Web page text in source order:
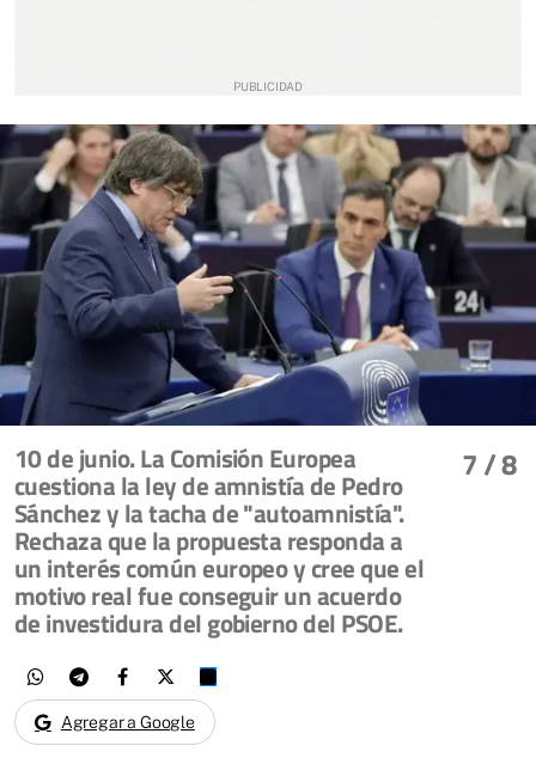
7/ 8
10 de junio. La Comisión Europea
cuestiona la ley de amnistía de Pedro
Sánchez y la tacha de "autoamnistía".
Rechaza que la propuesta responda a
un interés común europeo y cree que el
motivo real fue conseguir un acuerdo
de investidura del gobierno del PSOE.
Agregar a Google